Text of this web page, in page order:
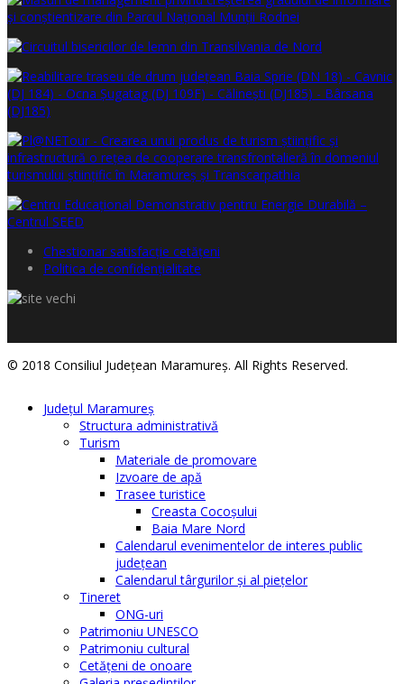
Chestionar satisfacţie cetăţeni
Politica de confidențialitate
© 2018 Consiliul Judeţean Maramureş. All Rights Reserved.
Judeţul Maramureş
Structura administrativă
Turism
Materiale de promovare
Izvoare de apă
Trasee turistice
Creasta Cocoșului
Baia Mare Nord
Calendarul evenimentelor de interes public
judeţean
Calendarul târgurilor şi al pieţelor
Tineret
ONG-uri
Patrimoniu UNESCO
Patrimoniu cultural
Cetăţeni de onoare